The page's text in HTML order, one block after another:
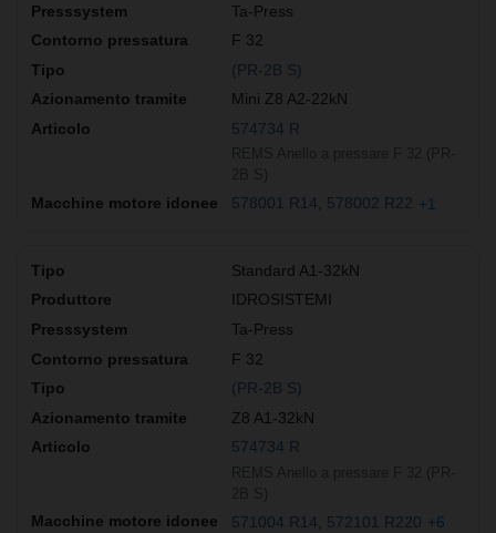
Ta-Press
F 32
(PR-2B S)
Mini Z8 A2-22kN
574734 R
578001 R14 578002 R22 +1
Standard A1-32kN
IDROSISTEMI
Ta-Press
F 32
(PR-2B S)
Z8 A1-32kN
574734 R
571004 R14 572101 R220 +6